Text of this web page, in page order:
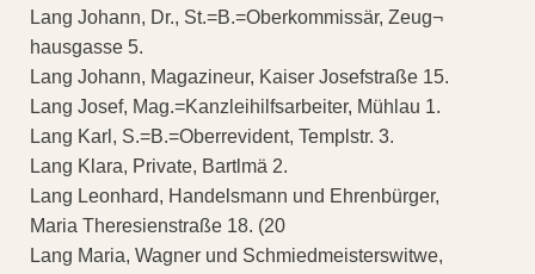
Lang Johann, Dr., St.=B.=Oberkommissär, Zeug¬
hausgasse 5.
Lang Johann, Magazineur, Kaiser Josefstraße 15.
Lang Josef, Mag.=Kanzleihilfsarbeiter, Mühlau 1.
Lang Karl, S.=B.=Oberrevident, Templstr. 3.
Lang Klara, Private, Bartlmä 2.
Lang Leonhard, Handelsmann und Ehrenbürger,
Maria Theresienstraße 18. (20
Lang Maria, Wagner und Schmiedmeisterswitwe,